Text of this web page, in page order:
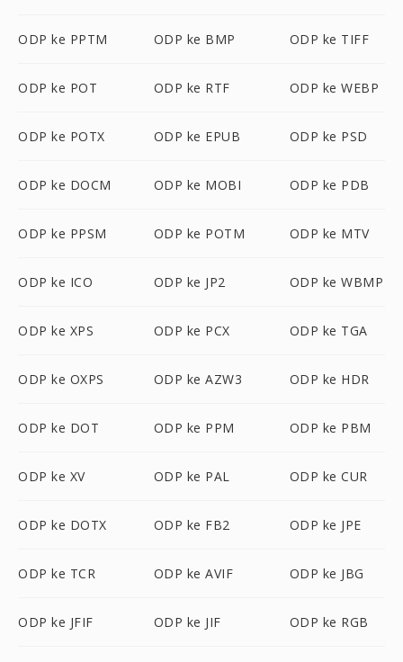
ODP ke PPTM ODP ke BMP ODP ke TIFF
ODP ke POT ODP ke RTF ODP ke WEBP
ODP ke POTX ODP ke EPUB ODP ke PSD
ODP ke DOCM ODP ke MOBI ODP ke PDB
ODP ke PPSM ODP ke POTM ODP ke MTV
ODP ke ICO ODP ke JP2 ODP ke WBMP
ODP ke XPS ODP ke PCX ODP ke TGA
ODP ke OXPS ODP ke AZW3 ODP ke HDR
ODP ke DOT ODP ke PPM ODP ke PBM
ODP ke XV ODP ke PAL ODP ke CUR
ODP ke DOTX ODP ke FB2 ODP ke JPE
ODP ke TCR ODP ke AVIF ODP ke JBG
ODP ke JFIF ODP ke JIF ODP ke RGB